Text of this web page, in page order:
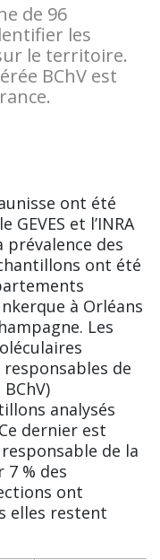
de 96
les
le territoire.
BChV est
ont été
et l’INRA
des
ont été
à Orléans
Les
de
analysés
dernier est
de la
% des
ont
elles restent